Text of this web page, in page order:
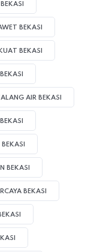
BEKASI
BEKASI
AIR BEKASI
BEKASI
BEKASI